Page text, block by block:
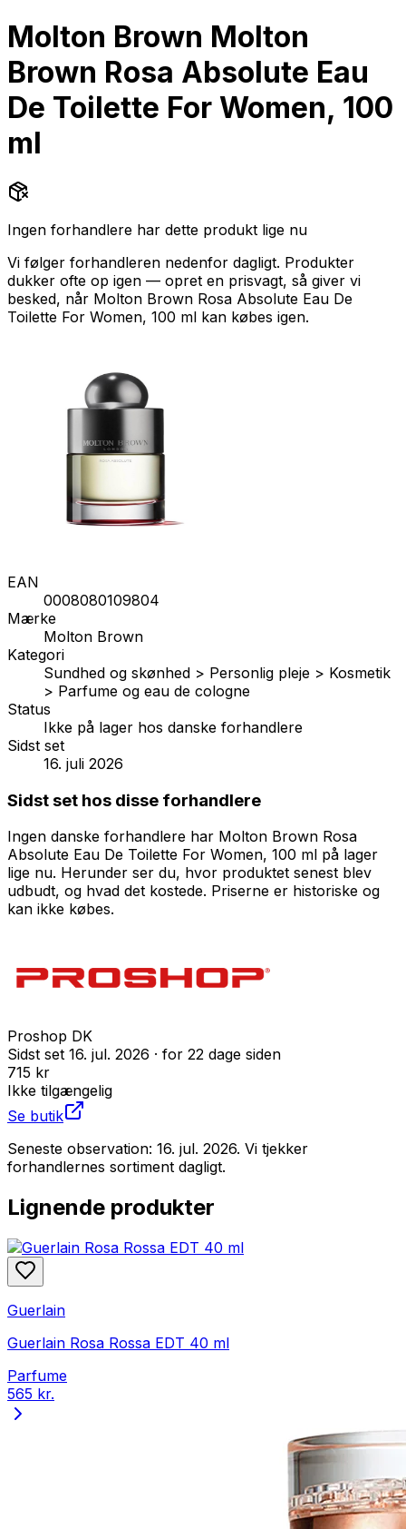
Molton Brown Molton
Brown Rosa Absolute Eau
De Toilette For Women, 100
ml
Ingen forhandlere har dette produkt lige nu
Vi følger forhandleren nedenfor dagligt. Produkter
dukker ofte op igen — opret en prisvagt, så giver vi
besked, når Molton Brown Rosa Absolute Eau De
Toilette For Women, 100 ml kan købes igen.
EAN
0008080109804
Mærke
Molton Brown
Kategori
Sundhed og skønhed > Personlig pleje > Kosmetik
> Parfume og eau de cologne
Status
Ikke på lager hos danske forhandlere
Sidst set
16. juli 2026
Sidst set hos disse forhandlere
Ingen danske forhandlere har Molton Brown Rosa
Absolute Eau De Toilette For Women, 100 ml på lager
lige nu. Herunder ser du, hvor produktet senest blev
udbudt, og hvad det kostede. Priserne er historiske og
kan ikke købes.
Proshop DK
Sidst set 16. jul. 2026 · for 22 dage siden
715 kr
Ikke tilgængelig
Se butik
Seneste observation: 16. jul. 2026. Vi tjekker
forhandlernes sortiment dagligt.
Lignende produkter
Guerlain
Guerlain Rosa Rossa EDT 40 ml
Parfume
565 kr.